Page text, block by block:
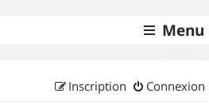
Menu
Connexion
Inscription